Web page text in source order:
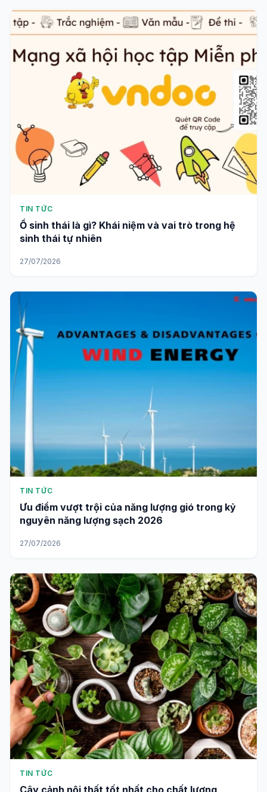
TIN TỨC
Ổ sinh thái là gì? Khái niệm và vai trò trong hệ
sinh thái tự nhiên
27/07/2026
TIN TỨC
Ưu điểm vượt trội của năng lượng gió trong kỷ
nguyên năng lượng sạch 2026
27/07/2026
TIN TỨC
Cây cảnh nội thất tốt nhất cho chất lượng